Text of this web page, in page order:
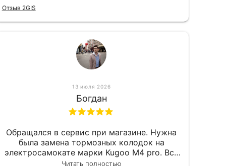
Отзыв 2GIS
13 июля 2026
Богдан
Обращался в сервис при магазине. Нужна
была замена тормозных колодок на
электросамокате марки Kugoo M4 pro. Всё
сделали в лучшем виде и в максимально
Читать полностью